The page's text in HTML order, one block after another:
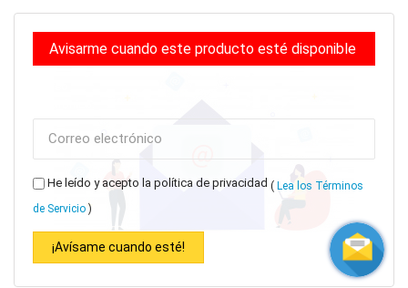
Avisarme cuando este producto esté disponible
He leído y acepto la política de privacidad ( Lea los Términos
de Servicio )
¡Avísame cuando esté!